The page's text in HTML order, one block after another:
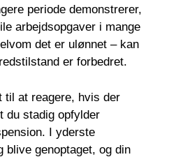
periode demonstrerer,
arbejdsopgaver i mange
det er ulønnet – kan
er forbedret.
til at reagere, hvis der
du stadig opfylder
I yderste
blive genoptaget, og din